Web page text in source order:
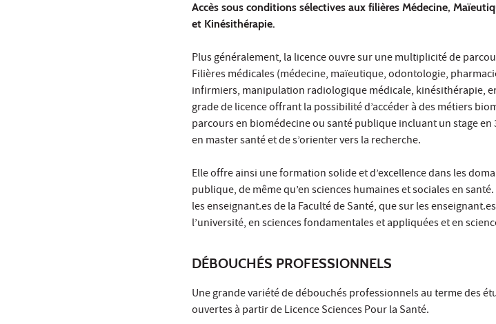
Accès sous conditions sélectives aux filières Médecine,
et Kinésithérapie.
Plus généralement, la licence ouvre sur une multiplicité de
Filières médicales (médecine, maïeutique, odontologie,
infirmiers, manipulation radiologique médicale, kinésithérapie,
grade de licence offrant la possibilité d’accéder à des métiers
parcours en biomédecine ou santé publique incluant un stage
en master santé et de s’orienter vers la recherche.
Elle offre ainsi une formation solide et d’excellence dans les
publique, de même qu’en sciences humaines et sociales en
les enseignant.es de la Faculté de Santé, que sur les
l’université, en sciences fondamentales et appliquées et en
DÉBOUCHÉS PROFESSIONNELS
Une grande variété de débouchés professionnels au terme des
ouvertes à partir de Licence Sciences Pour la Santé.